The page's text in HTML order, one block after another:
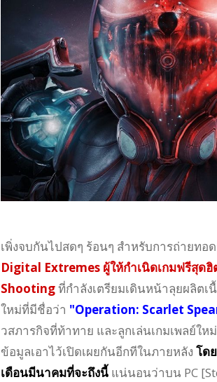
เพิ่งจบกันไปสดๆ ร้อนๆ สำหรับการถ่ายท
Digital Extremes ผู้ให้กำเนิดเกมฟรีสุ
Shootingที่กำลังเตรียมเดินหน้าลุยผลิต
ใหม่ที่มีชื่อว่า "Operation: Scarlet
วสภารกิจที่ท้าทาย และลูกเล่นเกมเพลย์ใ
ข้อมูลเอาไว้เปิดเผยกันอีกทีในภายหลัง โด
เดือนมีนาคมที่จะถึงนี้ แน่นอนว่าบน PC